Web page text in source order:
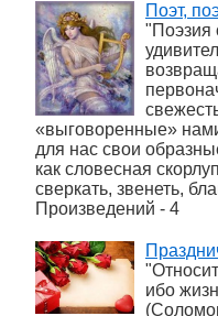
Поэт,
"Поэзия
«выговоренные»
для нас свои
как словесная
сверкать, звенеть,
Произведений - 4
ибо